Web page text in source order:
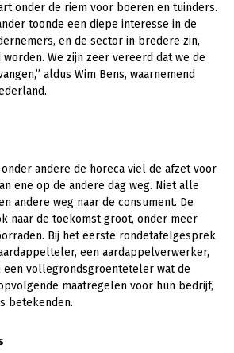
en zomerbloemen
onder de riem voor boeren en tuinders.
toonde een diepe interesse in de
en de sector in bredere zin,
We zijn zeer vereerd dat we de
aldus Wim Bens, waarnemend
andere de horeca viel de afzet voor
ene op de andere dag weg. Niet alle
andere weg naar de consument. De
naar de toekomst groot, onder meer
Bij het eerste rondetafelgesprek
een aardappelverwerker,
vollegrondsgroenteteler wat de
maatregelen voor hun bedrijf,
betekenden.